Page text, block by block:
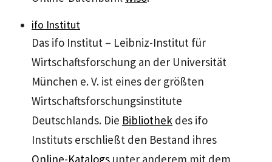
ifo Institut
Das ifo Institut – Leibniz-Institut für
Wirtschaftsforschung an der Universität
München e. V. ist eines der größten
Wirtschaftsforschungsinstitute
Deutschlands. Die Bibliothek des ifo
Instituts erschließt den Bestand ihres
Online-Katalogs unter anderem mit dem